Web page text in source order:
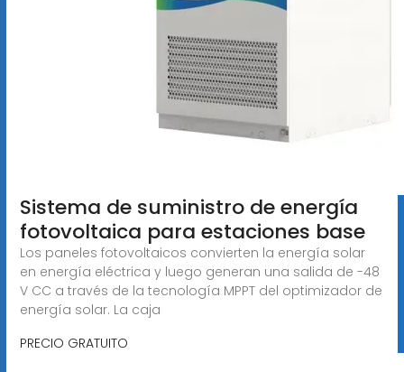
Sistema de suministro de energía
fotovoltaica para estaciones base
Los paneles fotovoltaicos convierten la energía solar
en energía eléctrica y luego generan una salida de -48
V CC a través de la tecnología MPPT del optimizador de
energía solar. La caja
PRECIO GRATUITO